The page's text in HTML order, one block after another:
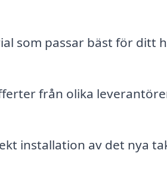
som passar bäst för ditt
från olika
installation av det nya